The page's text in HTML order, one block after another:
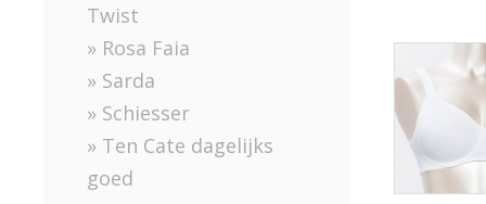
Twist
» Rosa Faia
» Sarda
» Schiesser
» Ten Cate dagelijks
goed